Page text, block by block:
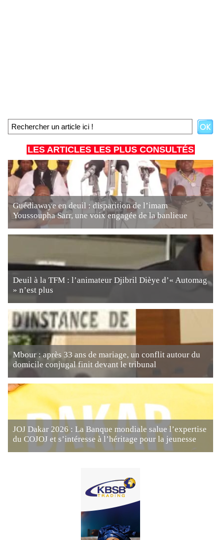
LES ARTICLES LES PLUS CONSULTÉS
Guédiawaye en deuil : disparition de l’imam
Youssoupha Sarr, une voix engagée de la banlieue
Deuil à la TFM : l’animateur Djibril Dièye d’« Automag
» n’est plus
Mbour : après 33 ans de mariage, un conflit autour du
domicile conjugal finit devant le tribunal
JOJ Dakar 2026 : La Banque mondiale salue l’expertise
du COJOJ et s’intéresse à l’héritage pour la jeunesse